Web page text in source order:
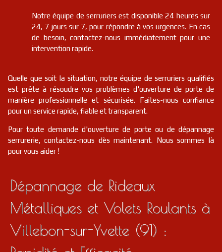
Notre équipe de serruriers est disponible 24 heures sur
24, 7 jours sur 7, pour répondre à vos urgences. En cas
de besoin, contactez-nous immédiatement pour une
intervention rapide.
Quelle que soit la situation, notre équipe de serruriers qualifiés
est prête à résoudre vos problèmes d'ouverture de porte de
manière professionnelle et sécurisée. Faites-nous confiance
pour un service rapide, fiable et transparent.
Pour toute demande d'ouverture de porte ou de dépannage
serrurerie, contactez-nous dès maintenant. Nous sommes là
pour vous aider !
Dépannage de Rideaux
Métalliques et Volets Roulants à
Villebon-sur-Yvette (91) :